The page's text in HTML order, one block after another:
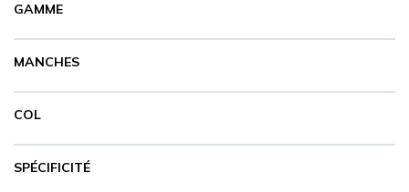
CATALOGUES & TARIFS
MARQUES & CERTIFICATS
TECHNIQUES MARQUAGE
CONTACT
GAMME
MANCHES
COL
SPÉCIFICITÉ